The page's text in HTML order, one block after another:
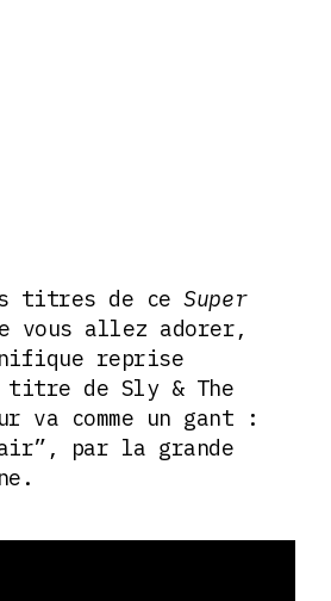
titres de ce Super
vous allez adorer,
reprise
de Sly & The
va comme un gant :
par la grande